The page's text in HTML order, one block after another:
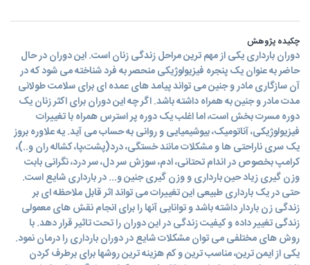
چکیده پژوهش
دوران بارداری یکی از مهم ترین مراحل زندگی زنان است. این دوران در حال
حاضر به عنوان یک پنجره فیزیولوژیکی منحصر به فرد شناخته می شود که در
آن سازگاری مادر و جنین می تواند پیامد های عمده ای برای سلامت طولانی
مدت مادر و جنین به همراه داشته باشد. اگر چه این دوران برای اکثر زنان یک
دوره مسرت بخش است، اما اغلب یک دوره پر استرس همراه با تغییرات
فیزیولوژیکی، آناتومیک، بیوشیمیایی و روانی به حساب می آید. یه علاوره بروز
یک سری ناراحتی ها و مشکلات مانند خستگی، درد(پشت،پا، کشاله ران و..)،
کرامپ بخصوص در اندام تحتانی، ادم، سوزش سر دل، سر درد، نگرانی بابت
وزن گیری زیاد حین بارداری و وزن گیری جنین و... در بارداری شایع است.
حتی در یک بارداری طبیعی این تغییرات می تواند اثر قابل ملاحظه ای بر
زندگی زن باردار داشته باشد و توانایی آنها را برای انجام نقش های معمولی
زندگی تغییر داده و کیفیت زندگی در این دوران را تحت تاثیر قرار دهد. با
روش های مختلفی می توان مشکلات شایع در دوران بارداری را درمان نمود.
یکی از ایمن ترین، مناسب ترین و کم هزینه ترین روشها برای برطرف کردن